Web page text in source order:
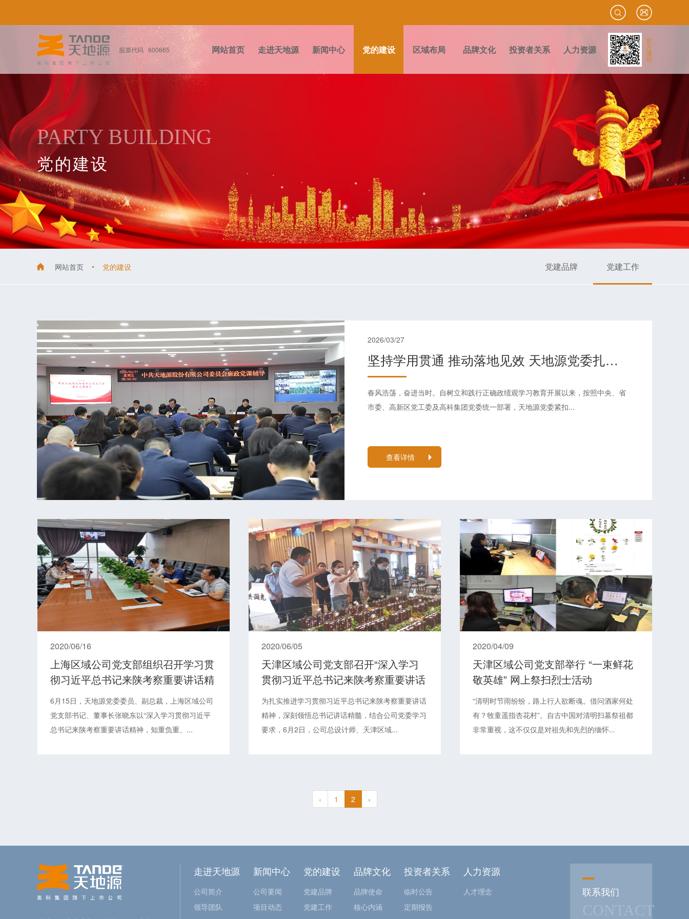
股票代码 600665
官
方
微
信
网站首页 走进天地源 新闻中心 党的建设 区域布局 品牌文化 投资者关系 人力资源
PARTY BUILDING
党的建设
网站首页 党的建设 党建品牌 党建工作
2026/03/27
坚持学用贯通 推动落地见效 天地源党委扎实开展树立和践行正确政绩观学习教育
春风浩荡，奋进当时。自树立和践行正确政绩观学习教育开展以来，按照中央、省
市委、高新区党工委及高科集团党委统一部署，天地源党委紧扣...
查看详情
2020/06/16
上海区域公司党支部组织召开学习贯
彻习近平总书记来陕考察重要讲话精
神专题党课暨专题组织生活会
6月15日，天地源党委委员、副总裁，上海区域公司
党支部书记、董事长张晓东以“深入学习贯彻习近平
总书记来陕考察重要讲话精神，知重负重、...
2020/06/05
天津区域公司党支部召开“深入学习
贯彻习近平总书记来陕考察重要讲话
精神，知重负重、苦干实干、攻坚克
难，实现公司健康发展”专题党课暨
专题组织生活会
为扎实推进学习贯彻习近平总书记来陕考察重要讲话
精神，深刻领悟总书记讲话精髓，结合公司党委学习
要求，6月2日，公司总设计师、天津区域...
2020/04/09
天津区域公司党支部举行 “一束鲜花
敬英雄” 网上祭扫烈士活动
“清明时节雨纷纷，路上行人欲断魂。借问酒家何处
有？牧童遥指杏花村”。自古中国对清明扫墓祭祖都
非常重视，这不仅仅是对祖先和先烈的缅怀...
‹ 1 2 ›
联系我们
CONTACT
走进天地源
公司简介
领导团队
新闻中心
公司要闻
项目动态
党的建设
党建品牌
党建工作
品牌文化
品牌使命
核心内涵
投资者关系
临时公告
定期报告
人力资源
人才理念